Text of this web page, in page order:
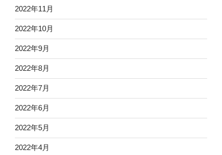
2022年11月
2022年10月
2022年9月
2022年8月
2022年7月
2022年6月
2022年5月
2022年4月